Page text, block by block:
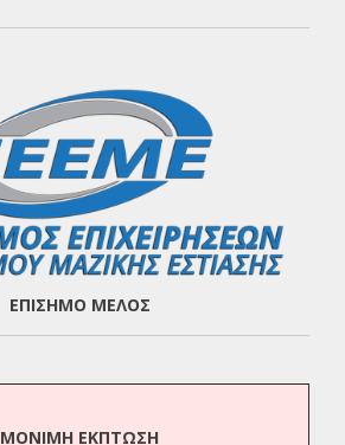
ΕΠΙΣΗΜΟ ΜΕΛΟΣ
ΜΟΝΙΜΗ ΕΚΠΤΩΣΗ